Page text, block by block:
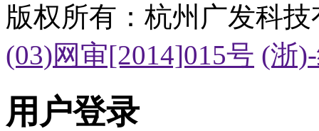
版权所有：杭州广发科
(03)网审[2014]015号 (浙
用户登录